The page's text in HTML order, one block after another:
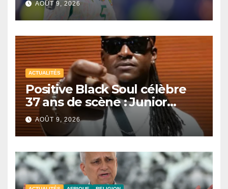
AOÛT 9, 2026
ACTUALITÉS
Positive Black Soul célèbre
37 ans de scène : Junior
Awadi face à un héritage
générationnel
AOÛT 9, 2026